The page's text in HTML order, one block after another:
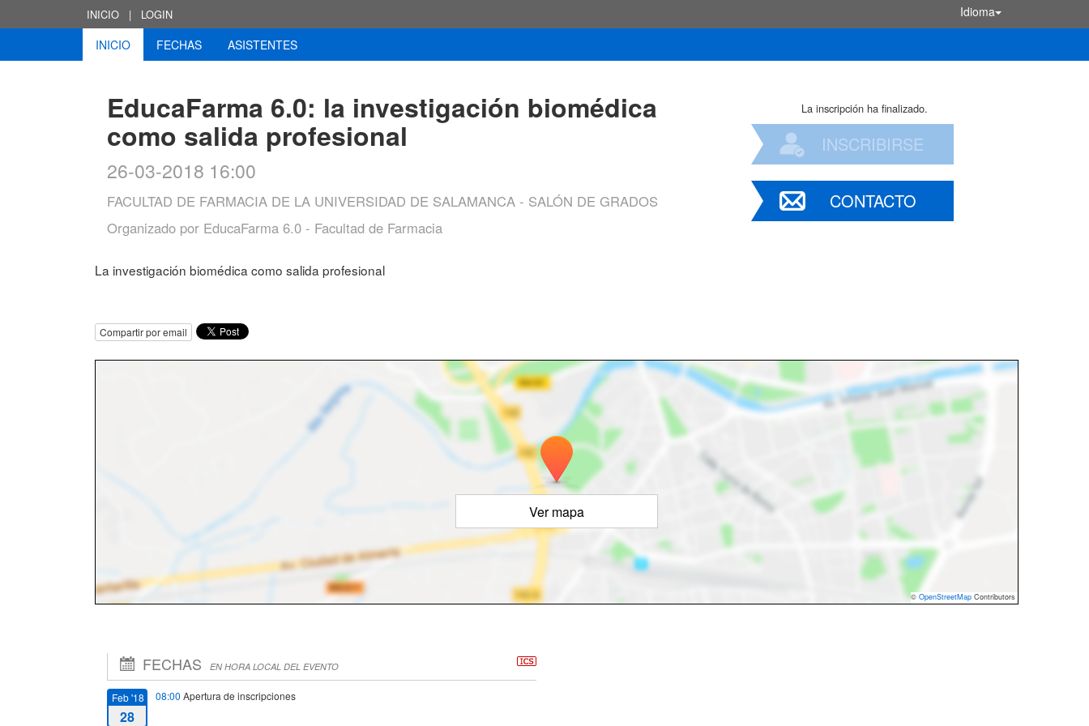
INICIO | LOGIN Idioma
INICIO FECHAS ASISTENTES
EducaFarma 6.0: la investigación biomédica
como salida profesional
26-03-2018 16:00
FACULTAD DE FARMACIA DE LA UNIVERSIDAD DE SALAMANCA - SALÓN DE GRADOS
Organizado por EducaFarma 6.0 - Facultad de Farmacia
La inscripción ha finalizado.
INSCRIBIRSE
CONTACTO
La investigación biomédica como salida profesional
Compartir por email
Ver mapa
© OpenStreetMap Contributors
FECHAS EN HORA LOCAL DEL EVENTO
Feb '18
28
08:00 Apertura de inscripciones